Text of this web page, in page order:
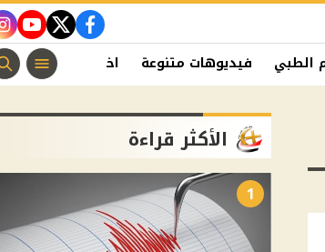
facebook
twitter
الطبي فيديوهات متنوعة اخبار الفن
الأكثر قراءة
1